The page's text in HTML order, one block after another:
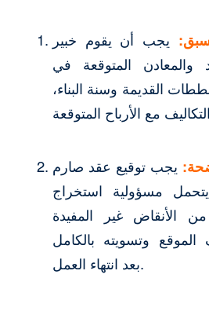
يجب أن يقوم خبير
والمعادن المتوقعة في
القديمة وسنة البناء،
يجب توقيع عقد صارم
مسؤولية استخراج
الأنقاض غير المفيدة
الموقع وتسويته بالكامل
بعد انتهاء العمل.